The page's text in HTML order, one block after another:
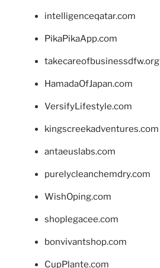
intelligenceqatar.com
PikaPikaApp.com
takecareofbusinessdfw.org
HamadaOfJapan.com
VersifyLifestyle.com
kingscreekadventures.com
antaeuslabs.com
purelycleanchemdry.com
WishOping.com
shoplegacee.com
bonvivantshop.com
CupPlante.com